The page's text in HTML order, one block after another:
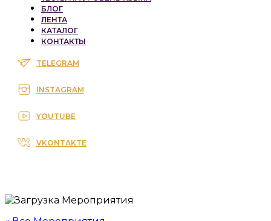
БЛОГ
ЛЕНТА
КАТАЛОГ
КОНТАКТЫ
TELEGRAM
INSTAGRAM
YOUTUBE
VKONTAKTE